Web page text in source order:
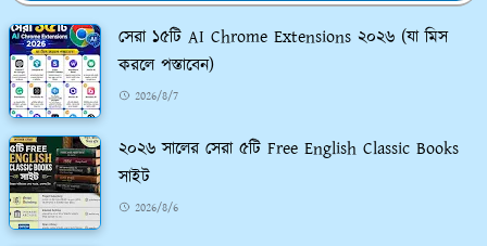
সেরা ১৫টি AI Chrome Extensions ২০২৬ (যা মিস
করলে পস্তাবেন)
2026/8/7
২০২৬ সালের সেরা ৫টি Free English Classic Books
সাইট
2026/8/6